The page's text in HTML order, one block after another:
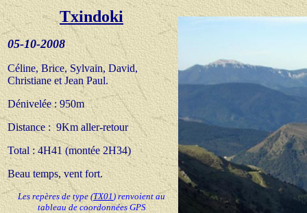
Txindoki
05-10-2008
Céline, Brice, Sylvain, David,
Christiane et Jean Paul.
Dénivelée : 950m
Distance : 9Km aller-retour
Total : 4H41 (montée 2H34)
Beau temps, vent fort.
Les repères de type (TX01 ) renvoient au
tableau de coordonnées GPS